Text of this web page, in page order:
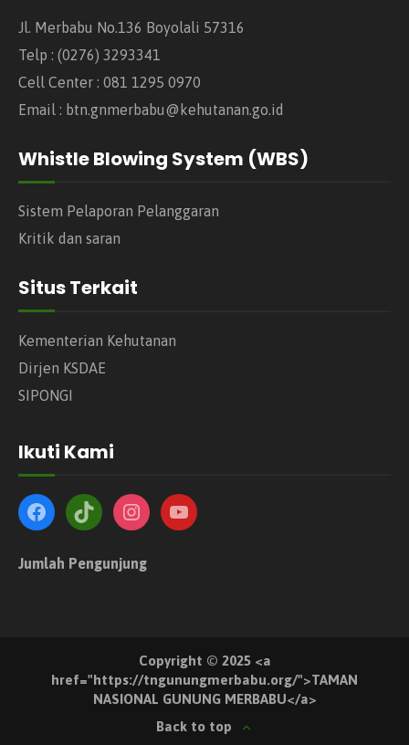
Jl. Merbabu No.136 Boyolali 57316
Telp : (0276) 3293341
Cell Center : 081 1295 0970
Email : btn.gnmerbabu@kehutanan.go.id
Whistle Blowing System (WBS)
Sistem Pelaporan Pelanggaran
Kritik dan saran
Situs Terkait
Kementerian Kehutanan
Dirjen KSDAE
SIPONGI
Ikuti Kami
Jumlah Pengunjung
Copyright © 2025 <a
href="https://tngunungmerbabu.org/">TAMAN
NASIONAL GUNUNG MERBABU</a>
Back to top